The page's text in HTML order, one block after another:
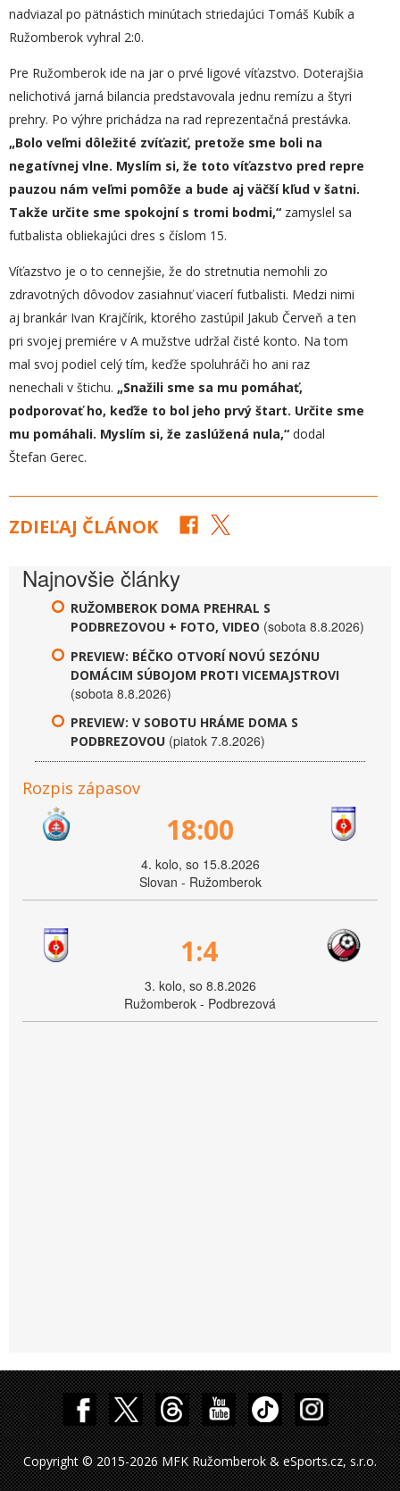
nadviazal po pätnástich minútach striedajúci Tomáš Kubík a
Ružomberok vyhral 2:0.
Pre Ružomberok ide na jar o prvé ligové víťazstvo. Doterajšia
nelichotivá jarná bilancia predstavovala jednu remízu a štyri
prehry. Po výhre prichádza na rad reprezentačná prestávka.
„Bolo veľmi dôležité zvíťaziť, pretože sme boli na
negatívnej vlne. Myslím si, že toto víťazstvo pred repre
pauzou nám veľmi pomôže a bude aj väčší kľud v šatni.
Takže určite sme spokojní s tromi bodmi,“ zamyslel sa
futbalista obliekajúci dres s číslom 15.
Víťazstvo je o to cennejšie, že do stretnutia nemohli zo
zdravotných dôvodov zasiahnuť viacerí futbalisti. Medzi nimi
aj brankár Ivan Krajčírik, ktorého zastúpil Jakub Červeň a ten
pri svojej premiére v A mužstve udržal čisté konto. Na tom
mal svoj podiel celý tím, keďže spoluhráči ho ani raz
nenechali v štichu. „Snažili sme sa mu pomáhať,
podporovať ho, keďže to bol jeho prvý štart. Určite sme
mu pomáhali. Myslím si, že zaslúžená nula,“ dodal
Štefan Gerec.
ZDIEĽAJ ČLÁNOK
Najnovšie články
RUŽOMBEROK DOMA PREHRAL S
PODBREZOVOU + FOTO, VIDEO (sobota 8.8.2026)
PREVIEW: BÉČKO OTVORÍ NOVÚ SEZÓNU
DOMÁCIM SÚBOJOM PROTI VICEMAJSTROVI
(sobota 8.8.2026)
PREVIEW: V SOBOTU HRÁME DOMA S
PODBREZOVOU (piatok 7.8.2026)
Rozpis zápasov
18:00
4. kolo, so 15.8.2026
Slovan - Ružomberok
1:4
3. kolo, so 8.8.2026
Ružomberok - Podbrezová
Copyright © 2015-2026 MFK Ružomberok & eSports.cz, s.r.o.